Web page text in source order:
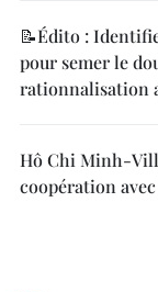
📝Édito :
pour semer le
rationnalisation
Hô Chi Minh-
coopération